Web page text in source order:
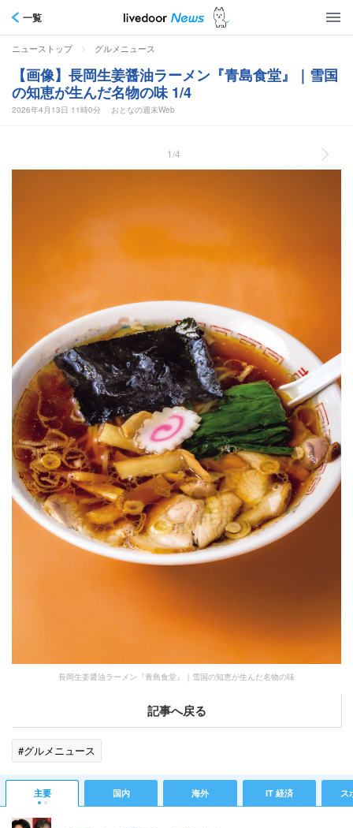
一覧
ニューストップ > グルメニュース
【画像】長岡生姜醤油ラーメン『青島食堂』｜雪国
の知恵が生んだ名物の味 1/4
2026年4月13日 11時0分 おとなの週末Web
1/4
長岡生姜醤油ラーメン『青島食堂』｜雪国の知恵が生んだ名物の味
記事へ戻る
#グルメニュース
主要 国内 海外 IT 経済 ス